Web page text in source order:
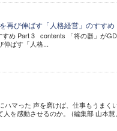
再び伸ばす「人格経営」のすすめ
め Part 3 contents 「将の器」が
伸ばす「人格...
マった 声を磨けば、仕事もうまく
を感動させるのか。 (編集部 山本